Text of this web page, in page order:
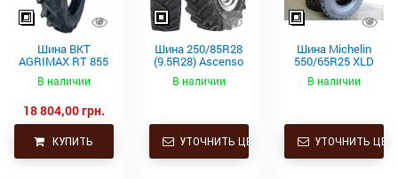
Шина BKT
AGRIMAX RT 855
250/85R28
112A8/112B TL
Украине
В наличии
18 804,00 грн.
КУПИТЬ
Шина 250/85R28
(9.5R28) Ascenso
TDR 850 112D TL
В наличии
УТОЧНИТЬ ЦЕНУ
Шина Michelin
550/65R25 XLD
182A2 L3 TL
В наличии
УТОЧНИТЬ